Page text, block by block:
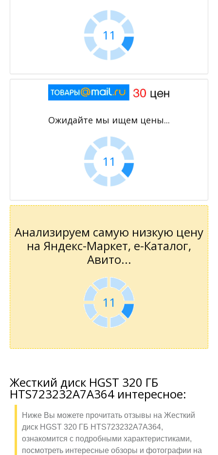
11
Ожидайте мы ищем цены...
11
Анализируем самую низкую цену
на Яндекс-Маркет, е-Каталог,
Авито...
11
Жесткий диск HGST 320 ГБ
HTS723232A7A364 интересное:
Ниже Вы можете прочитать отзывы на Жесткий
диск HGST 320 ГБ HTS723232A7A364,
ознакомится с подробными характеристиками,
посмотреть интересные обзоры и фотографии на